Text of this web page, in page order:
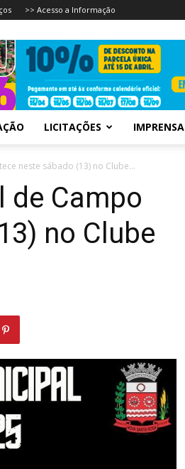
>> Acesso a Informação
LICITAÇÕES IMPRENSA
neste sábado (13) no Clube...
de Campo
no Clube